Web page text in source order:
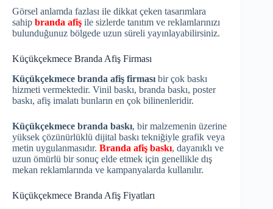
Görsel anlamda fazlası ile dikkat çeken tasarımlara
sahip branda afiş ile sizlerde tanıtım ve reklamlarınızı
bulunduğunuz bölgede uzun süreli yayınlayabilirsiniz.
Küçükçekmece Branda Afiş Firması
Küçükçekmece branda afiş firması bir çok baskı
hizmeti vermektedir. Vinil baskı, branda baskı, poster
baskı, afiş imalatı bunların en çok bilinenleridir.
Küçükçekmece branda baskı, bir malzemenin üzerine
yüksek çözünürlüklü dijital baskı tekniğiyle grafik veya
metin uygulanmasıdır. Branda afiş baskı, dayanıklı ve
uzun ömürlü bir sonuç elde etmek için genellikle dış
mekan reklamlarında ve kampanyalarda kullanılır.
Küçükçekmece Branda Afiş Fiyatları